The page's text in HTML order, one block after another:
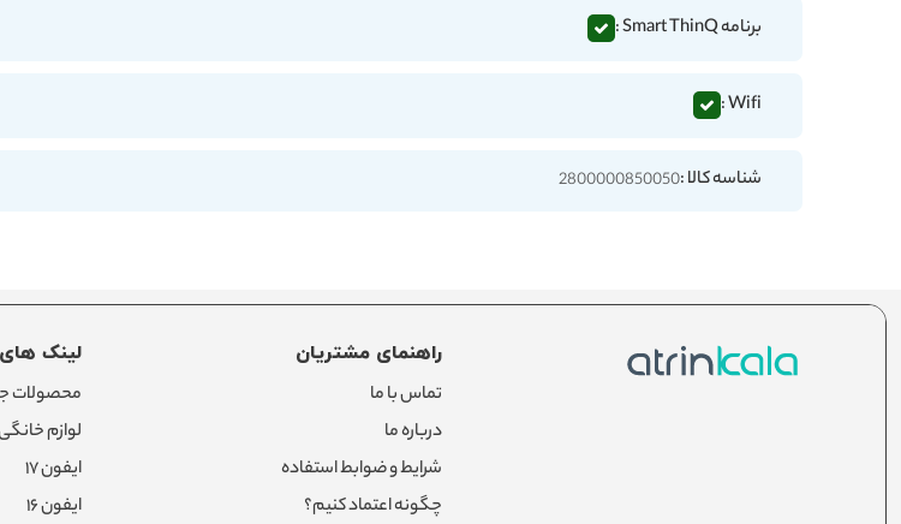
برنامه Smart ThinQ :
Wifi :
شناسه کالا :2800000850050
راهنمای مشتریان
تماس با ما
درباره ما
شرایط و ضوابط استفاده
چگونه اعتماد کنیم؟
لینک
محصولات
لوازم
ایفون ۱۷
ایفون ۱۶